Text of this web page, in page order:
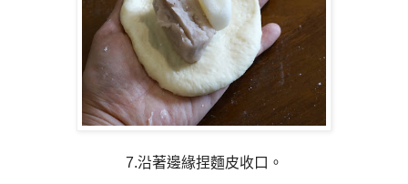
7.沿著邊緣捏麵皮收口。